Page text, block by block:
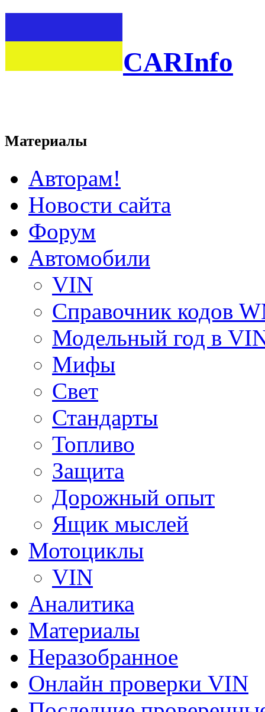
CARInfo
Материалы
Авторам!
Новости сайта
Форум
Автомобили
VIN
Справочник кодов
Модельный год в
Мифы
Свет
Стандарты
Топливо
Защита
Дорожный опыт
Ящик мыслей
Мотоциклы
VIN
Аналитика
Материалы
Неразобранное
Онлайн проверки VIN